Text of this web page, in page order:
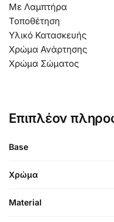
Με Λαμπτήρα
Τοποθέτηση
Υλικό Κατασκευής
Χρώμα Ανάρτησης
Χρώμα Σώματος
Επιπλέον
Base
Χρώμα
Material